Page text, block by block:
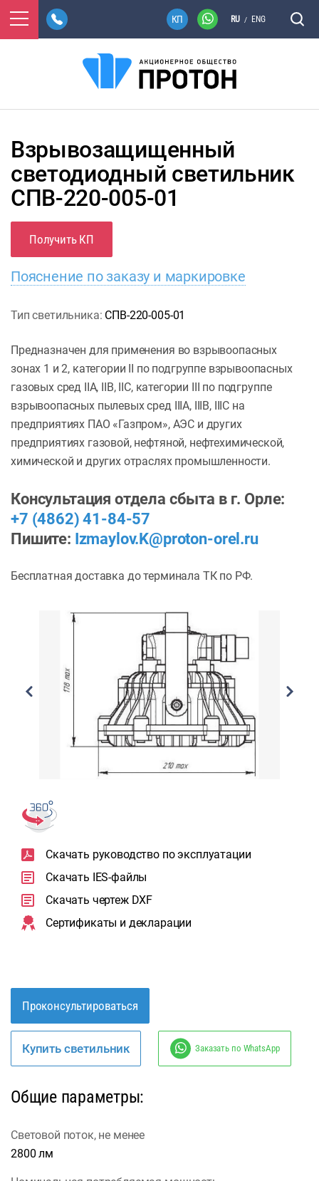
RU / ENG
Взрывозащищенный
светодиодный светильник
СПВ-220-005-01
Получить КП
Пояснение по заказу и маркировке
Тип светильника: СПВ-220-005-01
Предназначен для применения во взрывоопасных
зонах 1 и 2, категории II по подгруппе взрывоопасных
газовых сред IIA, IIB, IIC, категории III по подгруппе
взрывоопасных пылевых сред IIIA, IIIB, IIIC на
предприятиях ПАО «Газпром», АЭС и других
предприятиях газовой, нефтяной, нефтехимической,
химической и других отраслях промышленности.
Консультация отдела сбыта в г. Орле:
+7 (4862) 41-84-57
Пишите: Izmaylov.K@proton-orel.ru
Бесплатная доставка до терминала ТК по РФ.
Скачать руководство по эксплуатации
Скачать IES-файлы
Скачать чертеж DXF
Сертификаты и декларации
Проконсультироваться
Купить светильник Заказать по WhatsApp
Общие параметры:
Световой поток, не менее
2800 лм